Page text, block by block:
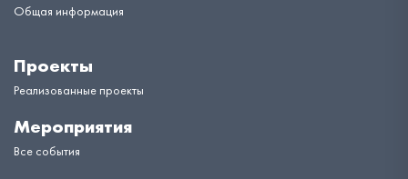
Общая информация
Проекты
Реализованные проекты
Мероприятия
Все события